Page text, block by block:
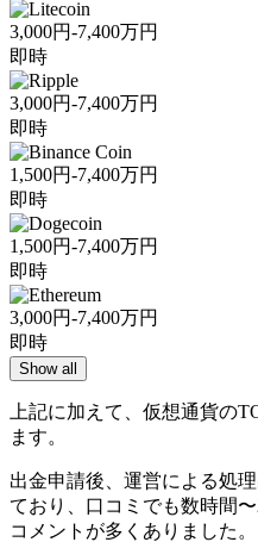
3,000円-7,400万円
即時
3,000円-7,400万円
即時
1,500円-7,400万円
即時
1,500円-7,400万円
即時
3,000円-7,400万円
即時
Show all
上記に加えて、仮想通貨の
ます。
出金申請後、運営による処
ており、口コミでも数時間
コメントが多くありました。